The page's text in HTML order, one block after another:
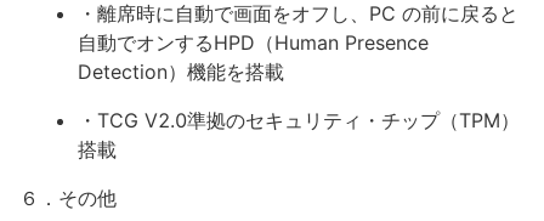
・離席時に自動で画面をオフし、PC の前に戻ると
自動でオンするHPD（Human Presence
Detection）機能を搭載
・TCG V2.0準拠のセキュリティ・チップ（TPM）
搭載
６．その他